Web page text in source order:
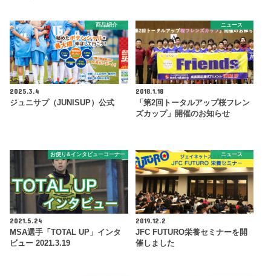
商品紹介
2025.3.4
ジュニサプ（JUNISUP）公式
ニュース
2018.1.18
「第2回トータルアップ桜フレン
ズカップ」開催のお知らせ
お便り&インタビューコーナー
2021.5.24
MSA選手「TOTAL UP」インタ
ビュー 2021.3.19
ニュース
2019.12.2
JFC FUTURO栄養セミナーを開
催しました